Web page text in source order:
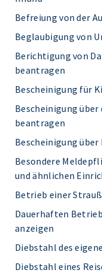
Befreiung von der
Beglaubigung von
Berichtigung von
beantragen
Bescheinigung für
Bescheinigung
beantragen
Bescheinigung
Besondere
und ähnlichen
Betrieb einer
Dauerhaften
anzeigen
Diebstahl des
Diebstahl eines